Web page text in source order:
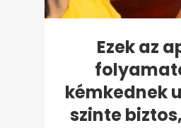
Ezek az
kémkednek
szinte